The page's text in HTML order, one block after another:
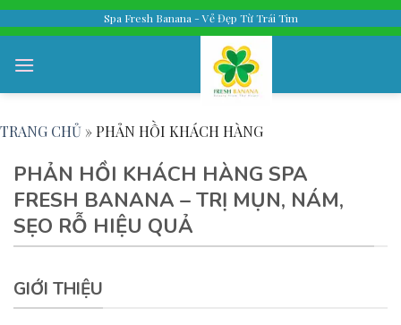
Skip
to
content
Spa Fresh Banana - Vẻ Đẹp Từ Trái Tim
TRANG CHỦ » PHẢN HỒI KHÁCH HÀNG
PHẢN HỒI KHÁCH HÀNG SPA
FRESH BANANA – TRỊ MỤN, NÁM,
SẸO RỖ HIỆU QUẢ
GIỚI THIỆU